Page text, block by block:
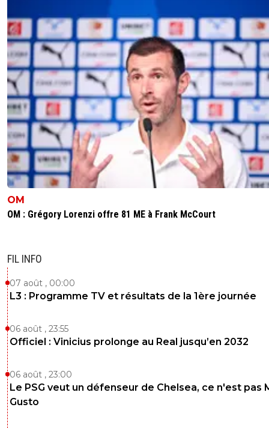
OM
OM : Grégory Lorenzi offre 81 ME à Frank McCourt
FIL INFO
07 août , 00:00
L3 : Programme TV et résultats de la 1ère journée
06 août , 23:55
Officiel : Vinicius prolonge au Real jusqu’en 2032
06 août , 23:00
Le PSG veut un défenseur de Chelsea, ce n'est pas
Gusto